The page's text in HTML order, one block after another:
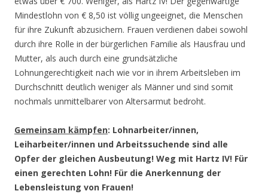
Mindestlohn von € 8,50 ist völlig ungeeignet, die Menschen
für ihre Zukunft abzusichern. Frauen verdienen dabei sowohl
durch ihre Rolle in der bürgerlichen Familie als Hausfrau und
Mutter, als auch durch eine grundsätzliche
Lohnungerechtigkeit nach wie vor in ihrem Arbeitsleben im
Durchschnitt deutlich weniger als Männer und sind somit
nochmals unmittelbarer von Altersarmut bedroht.
Gemeinsam kämpfen: Lohnarbeiter/innen,
Leiharbeiter/innen und Arbeitssuchende sind alle
Opfer der gleichen Ausbeutung! Weg mit Hartz IV! Für
einen gerechten Lohn! Für die Anerkennung der
Lebensleistung von Frauen!